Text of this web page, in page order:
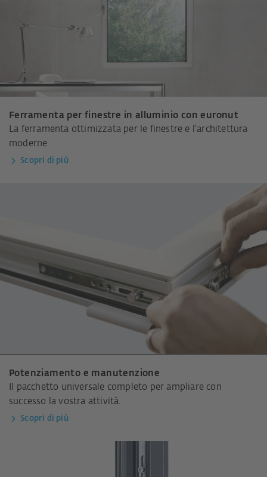
Ferramenta per finestre in alluminio con euronut
La ferramenta ottimizzata per le finestre e l'architettura
moderne
Scopri di più
Potenziamento e manutenzione
Il pacchetto universale completo per ampliare con
successo la vostra attività.
Scopri di più